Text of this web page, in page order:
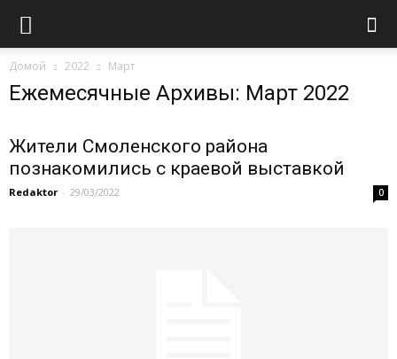
Домой 2022 Март
Ежемесячные Архивы: Март 2022
Жители Смоленского района
познакомились с краевой выставкой
Redaktor - 29/03/2022 0